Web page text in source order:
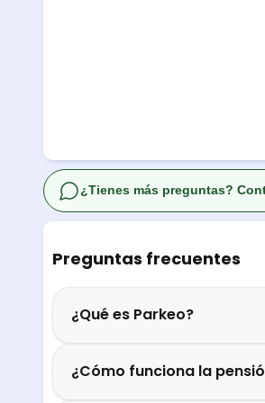
Preguntas frecuentes
¿Qué es Parkeo?
¿Cómo funciona la
¿Tienes más preguntas?